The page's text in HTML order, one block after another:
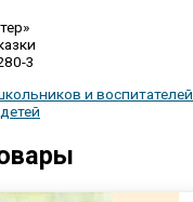
3
и воспитателей